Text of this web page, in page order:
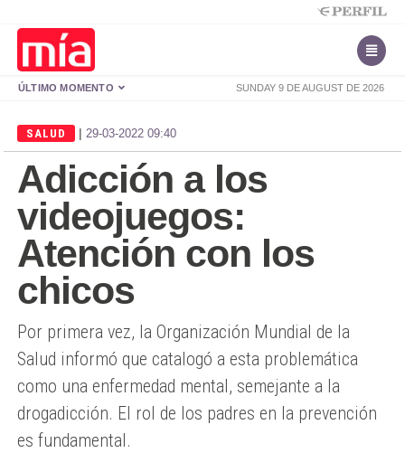
SUNDAY 9 DE AUGUST DE 2026
ÚLTIMO MOMENTO
SALUD | 29-03-2022 09:40
Adicción a los
videojuegos:
Atención con los
chicos
Por primera vez, la Organización Mundial de la
Salud informó que catalogó a esta problemática
como una enfermedad mental, semejante a la
drogadicción. El rol de los padres en la prevención
es fundamental.